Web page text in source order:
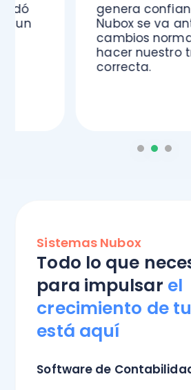
genera confianza en
Nubox se va
cambios normativos y
hacer nuestro trabajo
Sistemas Nubox
Todo lo que
para impulsar el
crecimiento de
está aquí
Software de